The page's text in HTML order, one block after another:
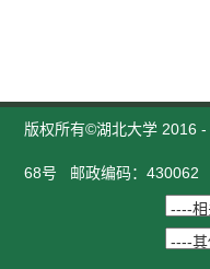
版权所有©湖北大学 2016
68号 邮政编码：430062